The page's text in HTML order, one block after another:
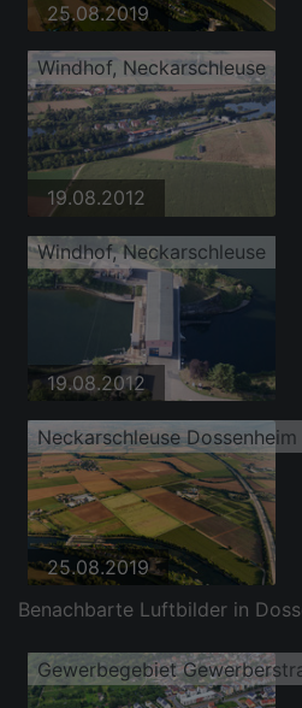
25.08.2019
Windhof, Neckarschleuse
19.08.2012
Windhof, Neckarschleuse
19.08.2012
Neckarschleuse Dossenheim
25.08.2019
Benachbarte Luftbilder in